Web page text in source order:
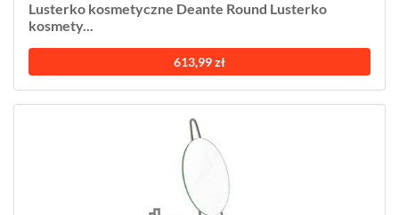
Lusterko kosmetyczne Deante Round Lusterko
kosmety...
613,99 zł